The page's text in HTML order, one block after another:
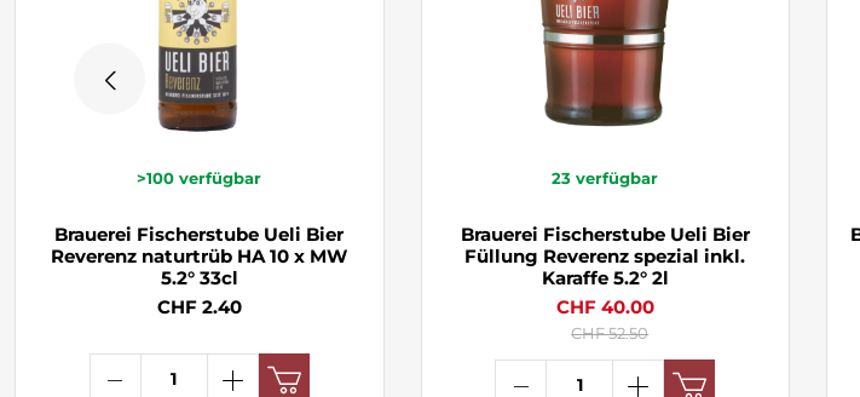
>100 verfügbar
Brauerei Fischerstube Ueli Bier
Reverenz naturtrüb HA 10 x MW
5.2° 33cl
CHF 2.40
23 verfügbar
Brauerei Fischerstube Ueli Bier
Füllung Reverenz spezial inkl.
Karaffe 5.2° 2l
CHF 40.00
CHF 52.50